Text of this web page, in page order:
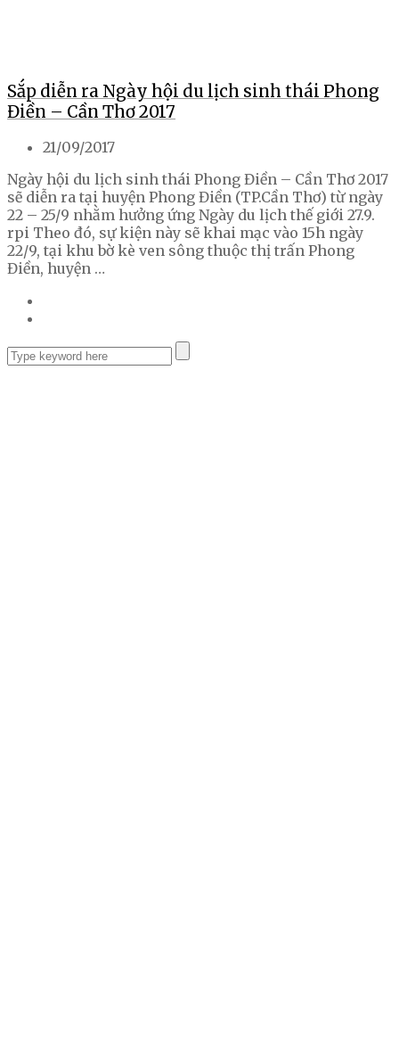
Sắp diễn ra Ngày hội du lịch sinh thái Phong
Điền – Cần Thơ 2017
21/09/2017
Ngày hội du lịch sinh thái Phong Điền – Cần Thơ 2017
sẽ diễn ra tại huyện Phong Điền (TP.Cần Thơ) từ ngày
22 – 25/9 nhằm hưởng ứng Ngày du lịch thế giới 27.9.
rpi Theo đó, sự kiện này sẽ khai mạc vào 15h ngày
22/9, tại khu bờ kè ven sông thuộc thị trấn Phong
Điền, huyện …